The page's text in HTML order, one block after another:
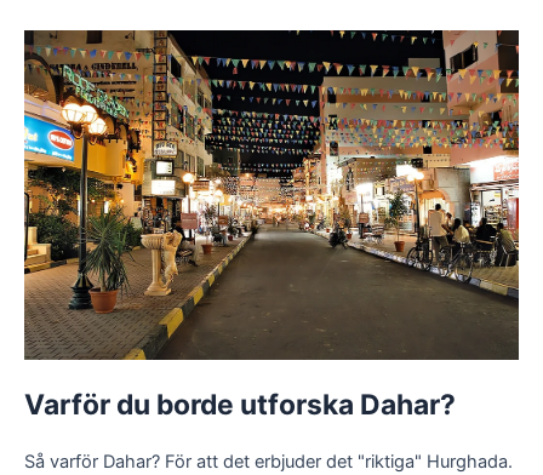
Varför du borde utforska Dahar?
Så varför Dahar? För att det erbjuder det "riktiga" Hurghada.